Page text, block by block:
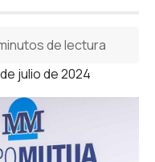
julio de 2024
de lectura